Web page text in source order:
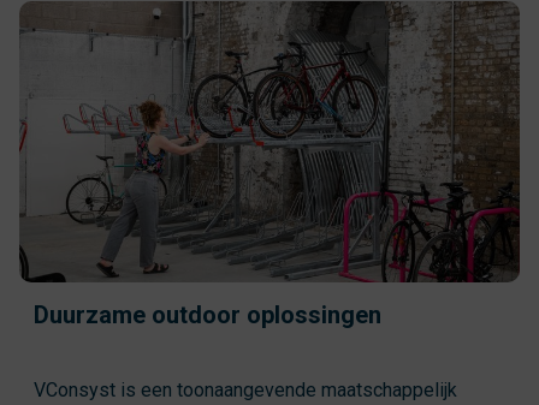
Duurzame outdoor oplossingen
VConsyst is een toonaangevende maatschappelijk